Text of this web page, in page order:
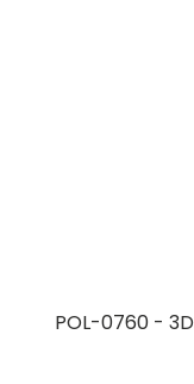
POL-0760 -